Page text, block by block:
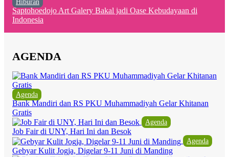
Hiburan
Saptohoedojo Art Galery Bakal jadi Oase Kebudayaan di
Indonesia
AGENDA
Agenda
Bank Mandiri dan RS PKU Muhammadiyah Gelar Khitanan
Gratis
Agenda
Job Fair di UNY, Hari Ini dan Besok
Agenda
Gebyar Kulit Jogja, Digelar 9-11 Juni di Manding